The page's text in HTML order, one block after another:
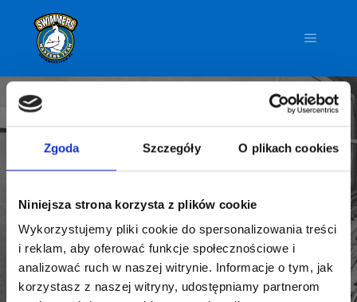
Zgoda Szczegóły O plikach cookies
Niniejsza strona korzysta z plików cookie
Wykorzystujemy pliki cookie do spersonalizowania treści
i reklam, aby oferować funkcje społecznościowe i
analizować ruch w naszej witrynie. Informacje o tym, jak
korzystasz z naszej witryny, udostępniamy partnerom
PORTFOLIO :
ADVERTISEMENT